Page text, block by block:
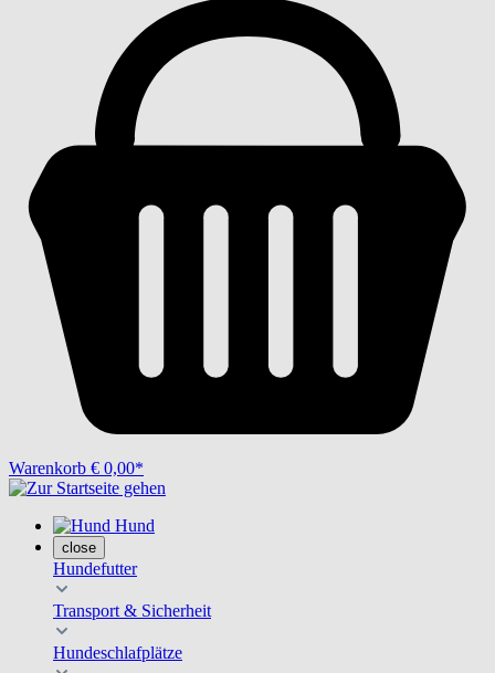
Warenkorb € 0,00*
Hund
close
Hundefutter
Transport & Sicherheit
Hundeschlafplätze